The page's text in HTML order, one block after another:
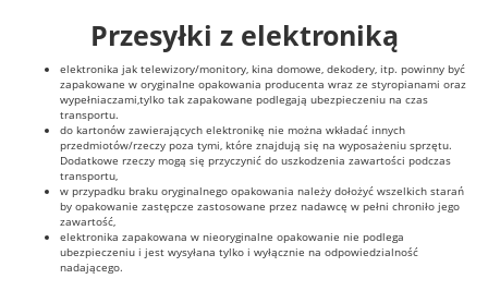
Przesyłki z elektroniką
elektronika jak telewizory/monitory, kina domowe, dekodery, itp. powinny być
zapakowane w oryginalne opakowania producenta wraz ze styropianami oraz
wypełniaczami,tylko tak zapakowane podlegają ubezpieczeniu na czas
transportu.
do kartonów zawierających elektronikę nie można wkładać innych
przedmiotów/rzeczy poza tymi, które znajdują się na wyposażeniu sprzętu.
Dodatkowe rzeczy mogą się przyczynić do uszkodzenia zawartości podczas
transportu,
w przypadku braku oryginalnego opakowania należy dołożyć wszelkich starań
by opakowanie zastępcze zastosowane przez nadawcę w pełni chroniło jego
zawartość,
elektronika zapakowana w nieoryginalne opakowanie nie podlega
ubezpieczeniu i jest wysyłana tylko i wyłącznie na odpowiedzialność
nadającego.